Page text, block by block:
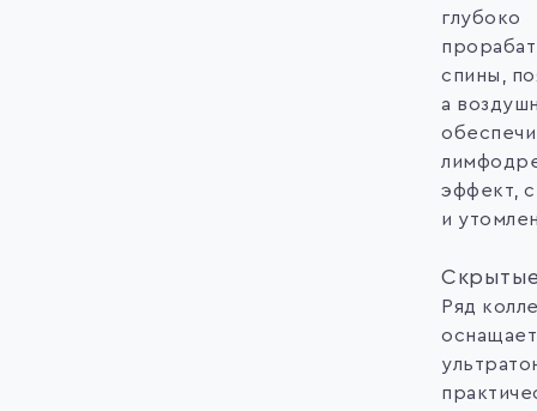
глубоко
спины,
а
эффект,
и
Ряд